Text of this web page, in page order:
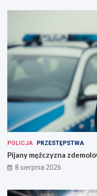
POLICJA PRZESTĘPSTWA
Pijany mężczyzna
8 sierpnia 2026